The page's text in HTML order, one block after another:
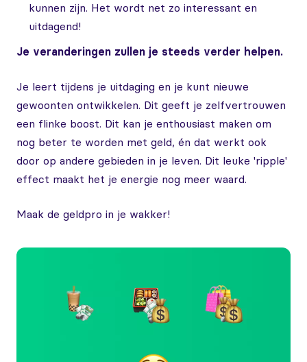
kunnen zijn. Het wordt net zo interessant en
uitdagend!
Je veranderingen zullen je steeds verder helpen.
Je leert tijdens je uitdaging en je kunt nieuwe
gewoonten ontwikkelen. Dit geeft je zelfvertrouwen
een flinke boost. Dit kan je enthousiast maken om
nog beter te worden met geld, én dat werkt ook
door op andere gebieden in je leven. Dit leuke 'ripple'
effect maakt het je energie nog meer waard.
Maak de geldpro in je wakker!